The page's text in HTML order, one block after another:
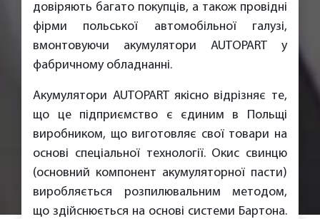
довіряють багато покупців, а також провідні
фірми польської автомобільної галузі,
вмонтовуючи акумулятори AUTOPART у
фабричному обладнанні.
Акумулятори AUTOPART якісно відрізняє те,
що це підприємство є єдиним в Польщі
виробником, що виготовляє свої товари на
основі спеціальної технології. Окис свинцю
(основний компонент акумуляторної пасти)
виробляється розпилювальним методом,
що здійснюється на основі системи Бартона.